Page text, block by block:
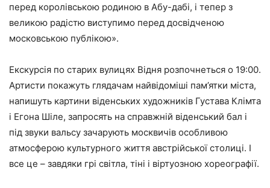
перед королівською родиною в Абу-дабі, і тепер з
великою радістю виступимо перед досвідченою
московською публікою».
Екскурсія по старих вулицях Відня розпочнеться о 19:00.
Артисти покажуть глядачам найвідоміші пам’ятки міста,
напишуть картини віденських художників Густава Клімта
і Егона Шіле, запросять на справжній віденський бал і
під звуки вальсу зачарують москвичів особливою
атмосферою культурного життя австрійської столиці. І
все це – завдяки грі світла, тіні і віртуозною хореографії.